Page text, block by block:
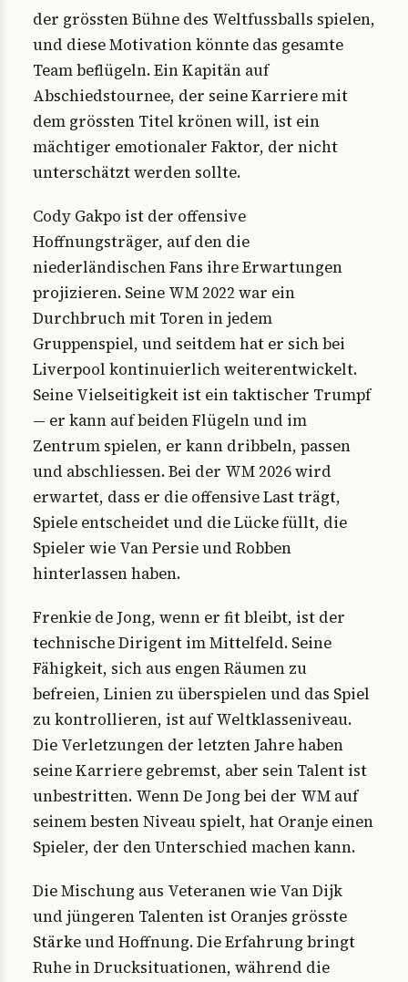
der grössten Bühne des Weltfussballs spielen,
und diese Motivation könnte das gesamte
Team beflügeln. Ein Kapitän auf
Abschiedstournee, der seine Karriere mit
dem grössten Titel krönen will, ist ein
mächtiger emotionaler Faktor, der nicht
unterschätzt werden sollte.
Cody Gakpo ist der offensive
Hoffnungsträger, auf den die
niederländischen Fans ihre Erwartungen
projizieren. Seine WM 2022 war ein
Durchbruch mit Toren in jedem
Gruppenspiel, und seitdem hat er sich bei
Liverpool kontinuierlich weiterentwickelt.
Seine Vielseitigkeit ist ein taktischer Trumpf
— er kann auf beiden Flügeln und im
Zentrum spielen, er kann dribbeln, passen
und abschliessen. Bei der WM 2026 wird
erwartet, dass er die offensive Last trägt,
Spiele entscheidet und die Lücke füllt, die
Spieler wie Van Persie und Robben
hinterlassen haben.
Frenkie de Jong, wenn er fit bleibt, ist der
technische Dirigent im Mittelfeld. Seine
Fähigkeit, sich aus engen Räumen zu
befreien, Linien zu überspielen und das Spiel
zu kontrollieren, ist auf Weltklasseniveau.
Die Verletzungen der letzten Jahre haben
seine Karriere gebremst, aber sein Talent ist
unbestritten. Wenn De Jong bei der WM auf
seinem besten Niveau spielt, hat Oranje einen
Spieler, der den Unterschied machen kann.
Die Mischung aus Veteranen wie Van Dijk
und jüngeren Talenten ist Oranjes grösste
Stärke und Hoffnung. Die Erfahrung bringt
Ruhe in Drucksituationen, während die